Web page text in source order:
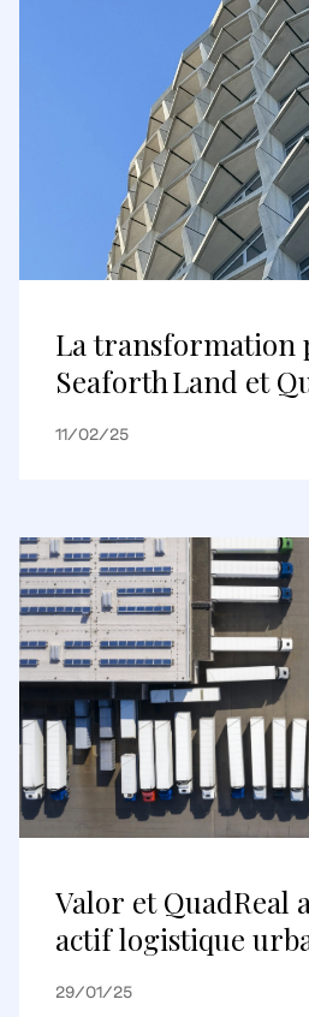
La transformation
Seaforth Land et
Space House, un
baux dans le
Covent Garden
11/02/25
Valor et QuadReal
actif logistique
premier ordre à
29/01/25